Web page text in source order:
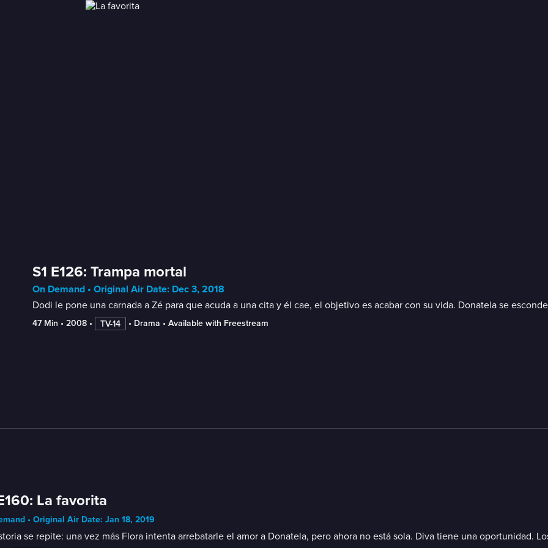
S1 E126: Trampa mortal
On Demand • Original Air Date: Dec 3, 2018
Dodi le pone una carnada a Zé para que acuda a una cita y él cae, el objetivo es acabar con su vida. Donatela se
47 Min • 2008 • TV-14 • Drama • Available with Freestream
La favorita
• Original Air Date: Jan 18, 2019
se repite: una vez más Flora intenta arrebatarle el amor a Donatela, pero ahora no está sola. Diva tiene una oportunidad.